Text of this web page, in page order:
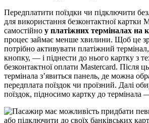
Передплатити поїздки чи підключити
для використання безконтактної картки
самостійно у платіжних терміналах на
процес займає менше хвилини. Щоб це
потрібно активувати платіжний
кнопку, — і піднести до нього картку з
безконтактної оплати Mastercard. Після
термінала з’явиться панель, де можна
передплата поїздок чи проїзний. Далі
поїздок, підносимо картку до термінала